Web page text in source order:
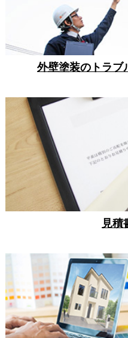
外壁塗装のトラブ
見積